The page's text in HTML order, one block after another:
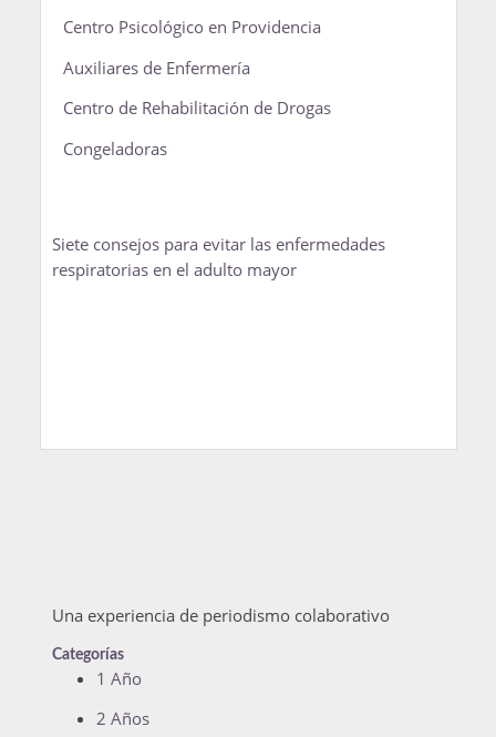
Centro Psicológico en Providencia
Auxiliares de Enfermería
Centro de Rehabilitación de Drogas
Congeladoras
Siete consejos para evitar las enfermedades
respiratorias en el adulto mayor
Una experiencia de periodismo colaborativo
Categorías
1 Año
2 Años